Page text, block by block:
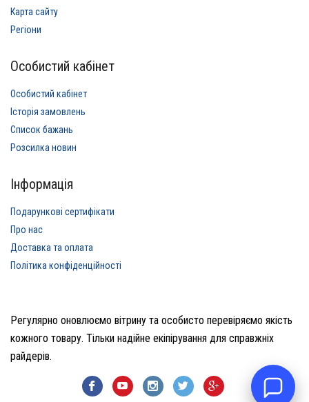
Карта сайту
Регіони
Особистий кабінет
Особистий кабінет
Історія замовлень
Список бажань
Розсилка новин
Інформація
Подарункові сертифікати
Про нас
Доставка та оплата
Політика конфіденційності
Регулярно оновлюємо вітрину та особисто перевіряємо якість
кожного товару. Тільки надійне екіпірування для справжніх
райдерів.